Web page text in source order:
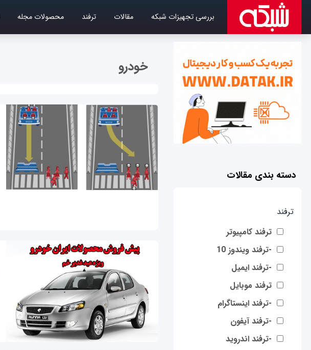
بررسی تجهیزات شبکه مقالات ترفند محصولات مجله
دسته بندی مقالات
ترفند
ترفند کامپیوتر
-ترفند ویندوز 10
-ترفند ایمیل
ترفند موبایل
-ترفند اینستاگرام
-ترفند آیفون
-ترفند اندروید
خودرو